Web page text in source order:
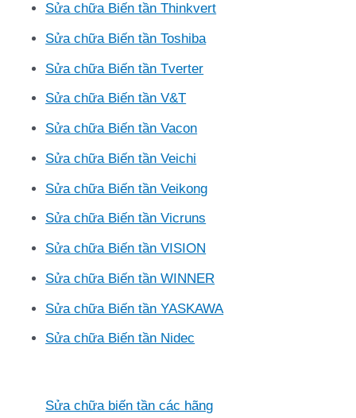
Sửa chữa Biến tần Thinkvert
Sửa chữa Biến tần Toshiba
Sửa chữa Biến tần Tverter
Sửa chữa Biến tần V&T
Sửa chữa Biến tần Vacon
Sửa chữa Biến tần Veichi
Sửa chữa Biến tần Veikong
Sửa chữa Biến tần Vicruns
Sửa chữa Biến tần VISION
Sửa chữa Biến tần WINNER
Sửa chữa Biến tần YASKAWA
Sửa chữa Biến tần Nidec
Sửa chữa biến tần các hãng